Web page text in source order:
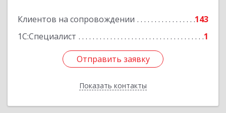
Клиентов на сопровождении
143
1С:Специалист
1
Отправить заявку
Показать контакты
Отправить заявку
Назад